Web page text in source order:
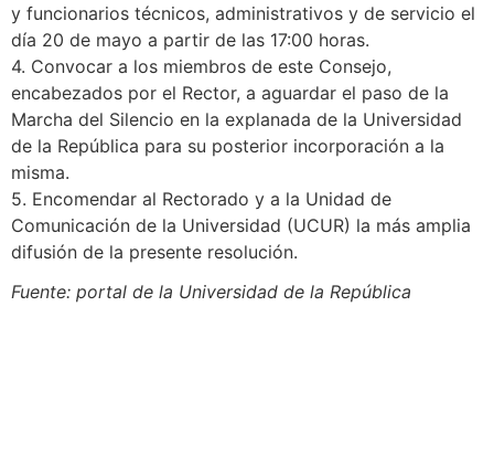
y funcionarios técnicos, administrativos y de servicio el
día 20 de mayo a partir de las 17:00 horas.
4. Convocar a los miembros de este Consejo,
encabezados por el Rector, a aguardar el paso de la
Marcha del Silencio en la explanada de la Universidad
de la República para su posterior incorporación a la
misma.
5. Encomendar al Rectorado y a la Unidad de
Comunicación de la Universidad (UCUR) la más amplia
difusión de la presente resolución.
Fuente: portal de la Universidad de la República